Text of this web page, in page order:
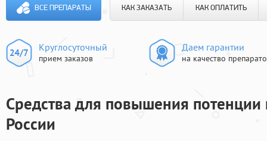
ВСЕ ПРЕПАРАТЫ КАК ЗАКАЗАТЬ КАК ОПЛАТИТЬ
Круглосуточный
прием заказов
Даем гарантии
на качество
Средства для повышения потенции
России